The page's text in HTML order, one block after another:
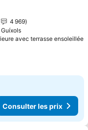
mes favoris
4 969
avec terrasse ensoleillée
Consulter les prix